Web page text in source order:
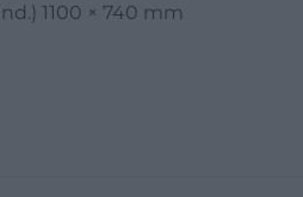
1100 × 740 mm